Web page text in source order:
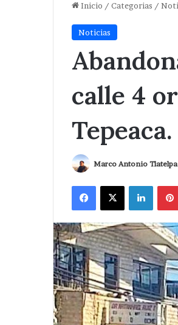
Inicio / Categorias /
Noticias
calle 4
Tepeaca.
Marco Antonio Tlatelpa
Facebook
X